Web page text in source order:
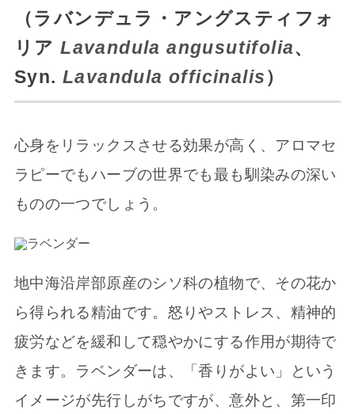
（ラバンデュラ・アングスティフォ
リアLavandula angusutifolia、
Syn. Lavandula officinalis）
心身をリラックスさせる効果が高く、アロマセ
ラピーでもハーブの世界でも最も馴染みの深い
ものの一つでしょう。
地中海沿岸部原産のシソ科の植物で、その花か
ら得られる精油です。怒りやストレス、精神的
疲労などを緩和して穏やかにする作用が期待で
きます。ラベンダーは、「香りがよい」という
イメージが先行しがちですが、意外と、第一印